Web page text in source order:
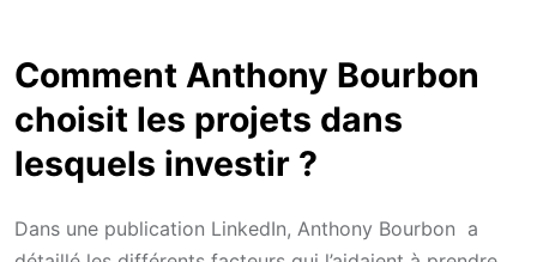
Comment Anthony Bourbon
choisit les projets dans
lesquels investir ?
Dans une publication LinkedIn, Anthony Bourbon a